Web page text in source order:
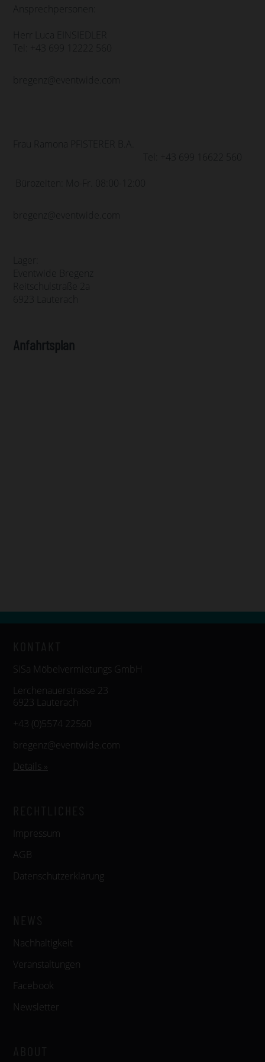
Ansprechpersonen:
Herr Luca EINSIEDLER
Tel: +43 699 12222 560
bregenz@eventwide.com
Frau Ramona PFISTERER B.A.
Tel: +43 699 16622 560
Bürozeiten: Mo-Fr. 08:00-12:00
bregenz@eventwide.com
Lager:
Eventwide Bregenz
Reitschulstraße 2a
6923 Lauterach
Anfahrtsplan
SiSa Möbelvermietungs GmbH
Lerchenauerstrasse 23
6923 Lauterach
+43 (0)5574 22560
bregenz@eventwide.com
Details »
Impressum
AGB
Datenschutzerklärung
Nachhaltigkeit
Veranstaltungen
Facebook
Newsletter